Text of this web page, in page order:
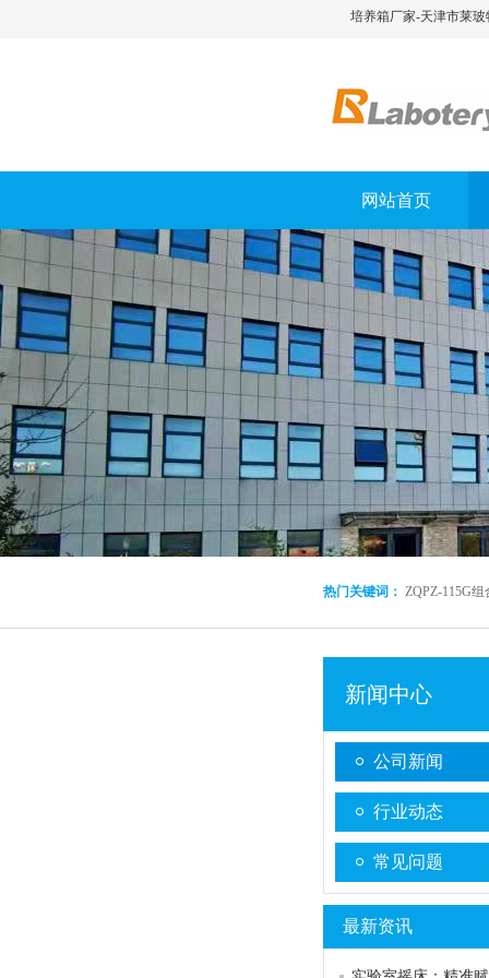
培养箱厂家-天津市莱玻
网站首页
热门关键词： ZQPZ-115G
新闻中心
公司新闻
行业动态
常见问题
最新资讯